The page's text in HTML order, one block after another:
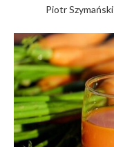
Piotr Szymański